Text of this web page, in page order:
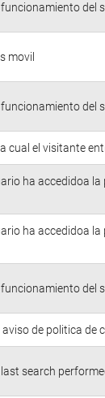
del
movil
del
cual el visitante
ha accedidoa
ha accedidoa
del
de politica de
search